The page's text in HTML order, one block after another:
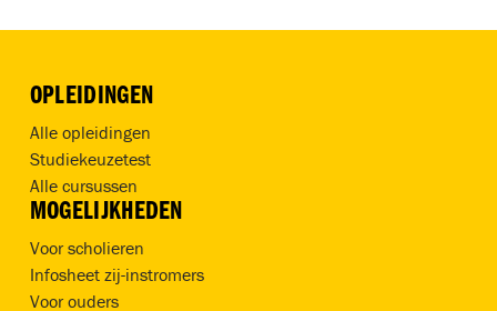
OPLEIDINGEN
Alle opleidingen
Studiekeuzetest
Alle cursussen
MOGELIJKHEDEN
Voor scholieren
Infosheet zij-instromers
Voor ouders